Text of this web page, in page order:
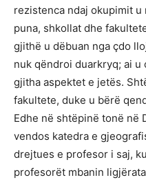
rezistenca ndaj okupimit
puna, shkollat dhe
gjithë u dëbuan nga çdo
nuk qëndroi duarkryq; ai
gjitha aspektet e jetës.
fakultete, duke u bërë
Edhe në shtëpinë tonë në
vendos katedra e
drejtues e profesor i saj,
profesorët mbanin